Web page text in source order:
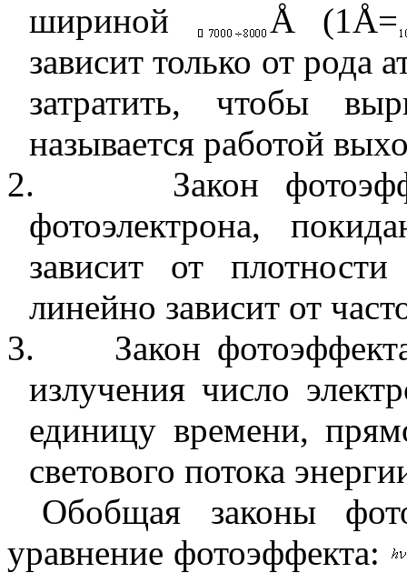
шириной
Å (1Å=
зависит только от рода
затратить, чтобы
называется работой
2.
Закон
фотоэлектрона,
зависит от
линейно зависит от
3.
Закон
излучения число
единицу времени,
светового потока
Обобщая законы
уравнение фотоэффекта: